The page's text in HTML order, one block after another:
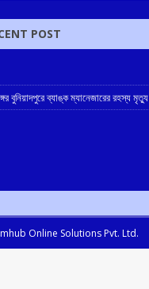
POST
বুনিয়াদপুরে ব্যাঙ্ক ম্যানেজারের রহস্য মৃত্যু
Online Solutions Pvt. Ltd.